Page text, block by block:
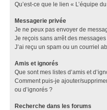
Qu’est-ce que le lien « L’équipe
Messagerie privée
Je ne peux pas envoyer de
Je reçois sans arrêt des
J’ai reçu un spam ou un courriel
Amis et ignorés
Que sont mes listes d’amis et
Comment puis-je ajouter/
ou d’ignorés ?
Recherche dans les forums